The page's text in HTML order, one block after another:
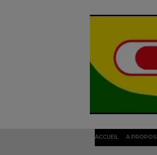
ACCUEIL A PROPOS